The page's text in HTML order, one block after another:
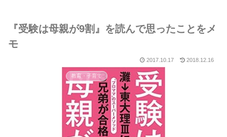
『受験は母親が9割』を読んで思ったことをメ
モ
2017.10.17 2018.12.16
教育・子育て